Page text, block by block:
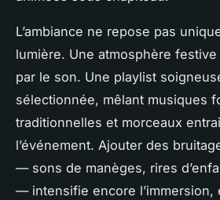
L’ambiance ne repose pas
lumière. Une atmosphère
par le son. Une playlist
sélectionnée, mêlant musiques
traditionnelles et morceaux
l’événement. Ajouter des
— sons de manèges, rires
— intensifie encore l’immersion,